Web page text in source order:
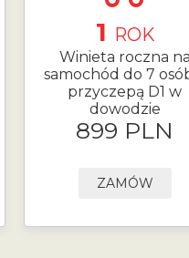
1 ROK
Winieta roczna na
samochód do 7
przyczepą D1 w
dowodzie
899 PLN
ZAMÓW